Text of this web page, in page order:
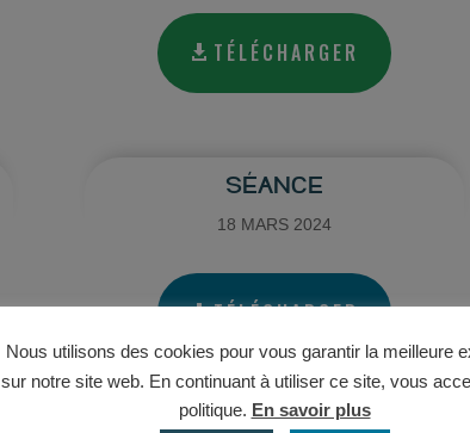
TÉLÉCHARGER
SÉANCE
18 MARS 2024
TÉLÉCHARGER
Nous utilisons des cookies pour vous garantir la meilleure
sur notre site web. En continuant à utiliser ce site, vous
politique. En savoir plus